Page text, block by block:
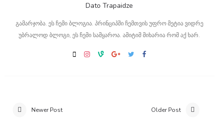
Dato Trapaidze
გამარჯობა. ეს ჩემი ბლოგია. პრინციპში ჩემთვის უფრო მეტია ვიდრე
უბრალოდ ბლოგი, ეს ჩემი სამყაროა. ამიტიმ მიხარია რომ აქ ხარ.
Newer Post Older Post